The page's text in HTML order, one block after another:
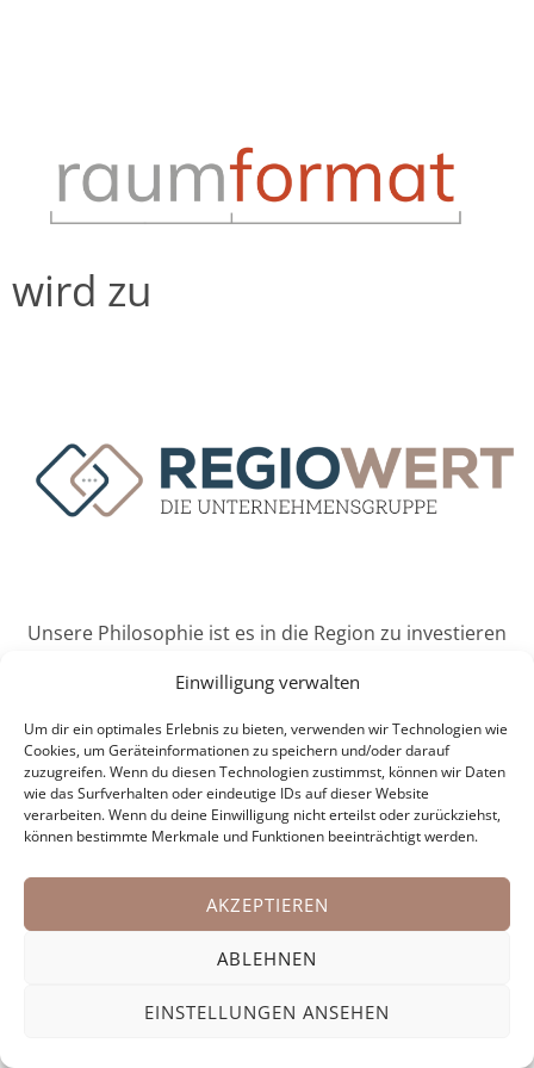
Einwilligung verwalten
Um dir ein optimales Erlebnis zu bieten, verwenden wir Technologien wie
Cookies, um Geräteinformationen zu speichern und/oder darauf
zuzugreifen. Wenn du diesen Technologien zustimmst, können wir Daten
wie das Surfverhalten oder eindeutige IDs auf dieser Website
verarbeiten. Wenn du deine Einwilligung nicht erteilst oder zurückziehst,
können bestimmte Merkmale und Funktionen beeinträchtigt werden.
AKZEPTIEREN
ABLEHNEN
EINSTELLUNGEN ANSEHEN
wird zu
Unsere Philosophie ist es in die Region zu investieren
zu bauen. Regionalität und Nachhaltigkeit spielen dabei
eine besondere Rolle.
Um diese Werte auch in unserem Firmennamen
widerzuspiegeln haben wir uns entschlossen
raumformat inREGIOWERTumzubenennen.
WEITER ZU REGIOWERT